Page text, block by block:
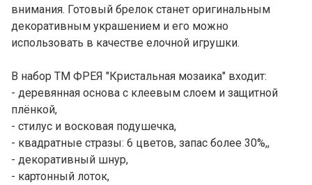
внимания. Готовый брелок станет оригинальным
декоративным украшением и его можно
использовать в качестве елочной игрушки.
В набор ТМ ФРЕЯ "Кристальная мозаика" входит:
- деревянная основа с клеевым слоем и защитной
плёнкой,
- стилус и восковая подушечка,
- квадратные стразы: 6 цветов, запас более 30%,,
- декоративный шнур,
- картонный лоток,